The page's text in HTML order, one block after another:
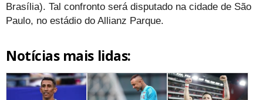
Brasília). Tal confronto será disputado na cidade de São
Paulo, no estádio do Allianz Parque.
Notícias mais lidas: